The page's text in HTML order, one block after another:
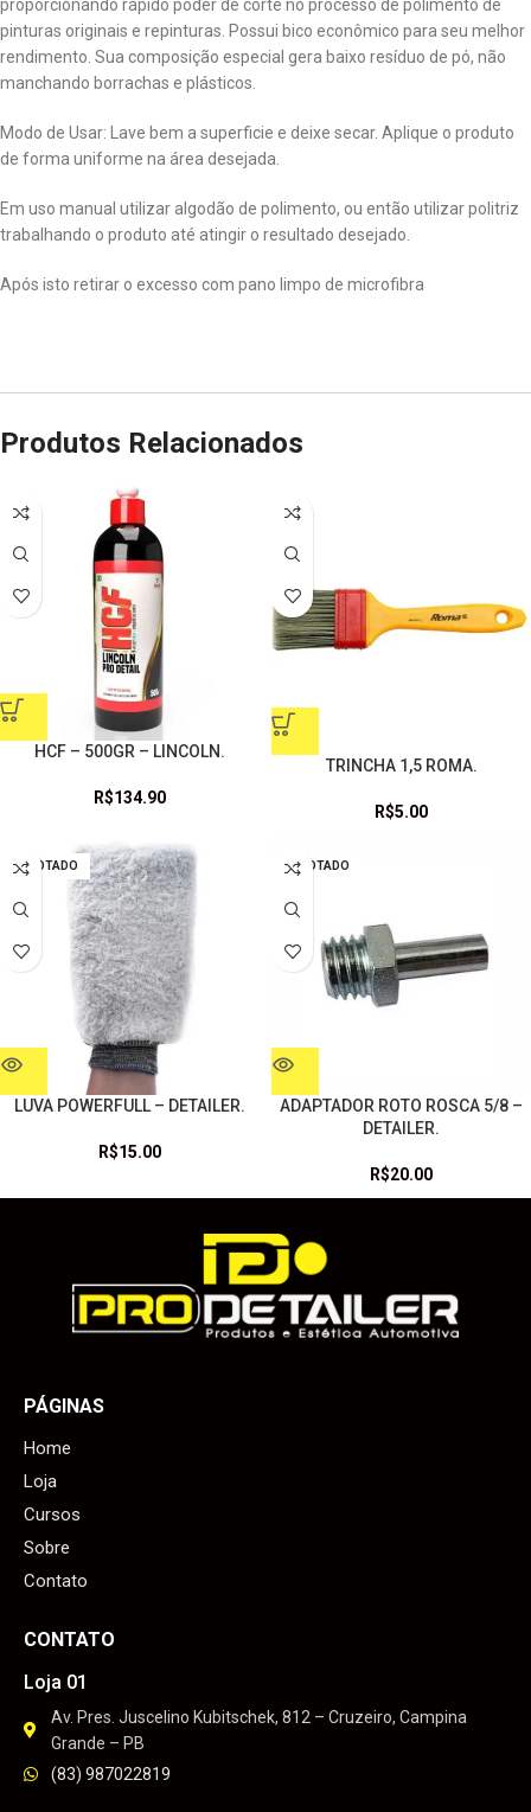
proporcionando rápido poder de corte no processo de polimento de
pinturas originais e repinturas. Possui bico econômico para seu melhor
rendimento. Sua composição especial gera baixo resíduo de pó, não
manchando borrachas e plásticos.
Modo de Usar: Lave bem a superficie e deixe secar. Aplique o produto
de forma uniforme na área desejada.
Em uso manual utilizar algodão de polimento, ou então utilizar politriz
trabalhando o produto até atingir o resultado desejado.
Após isto retirar o excesso com pano limpo de microfibra
Produtos Relacionados
HCF – 500GR – LINCOLN.
R$134.90
TRINCHA 1,5 ROMA.
R$5.00
ESGOTADO
LUVA POWERFULL – DETAILER.
R$15.00
ESGOTADO
ADAPTADOR ROTO ROSCA 5/8 –
DETAILER.
R$20.00
PÁGINAS
Home
Loja
Cursos
Sobre
Contato
CONTATO
Loja 01
Av. Pres. Juscelino Kubitschek, 812 – Cruzeiro, Campina
Grande – PB
(83) 987022819